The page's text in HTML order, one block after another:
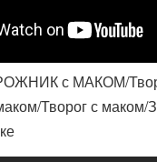
с МАКОМ/
Творог с маком/